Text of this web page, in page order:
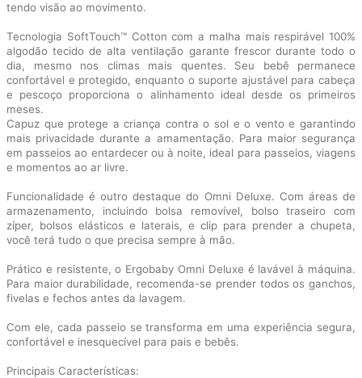
tendo visão ao movimento.
Tecnologia SoftTouch™ Cotton com a malha mais respirável 100%
algodão tecido de alta ventilação garante frescor durante todo o
dia, mesmo nos climas mais quentes. Seu bebê permanece
confortável e protegido, enquanto o suporte ajustável para cabeça
e pescoço proporciona o alinhamento ideal desde os primeiros
meses.
Capuz que protege a criança contra o sol e o vento e garantindo
mais privacidade durante a amamentação. Para maior segurança
em passeios ao entardecer ou à noite, ideal para passeios, viagens
e momentos ao ar livre.
Funcionalidade é outro destaque do Omni Deluxe. Com áreas de
armazenamento, incluindo bolsa removível, bolso traseiro com
zíper, bolsos elásticos e laterais, e clip para prender a chupeta,
você terá tudo o que precisa sempre à mão.
Prático e resistente, o Ergobaby Omni Deluxe é lavável à máquina.
Para maior durabilidade, recomenda-se prender todos os ganchos,
fivelas e fechos antes da lavagem.
Com ele, cada passeio se transforma em uma experiência segura,
confortável e inesquecível para pais e bebês.
Principais Características: